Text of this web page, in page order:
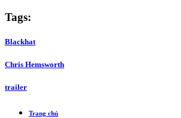
Tags:
Blackhat
Chris Hemsworth
trailer
Trang chủ